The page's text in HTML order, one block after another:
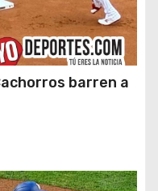
barren a